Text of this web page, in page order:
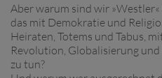
Aber warum sind wir
das mit Demokratie und
Heiraten, Totems und Tabus,
Revolution, Globalisierung
zu tun?